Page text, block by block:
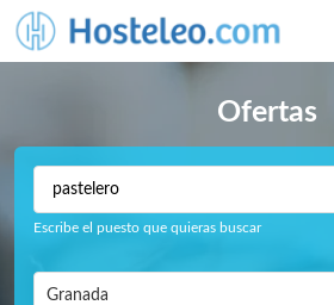
Ofertas
Escribe el puesto que quieras buscar
Granada